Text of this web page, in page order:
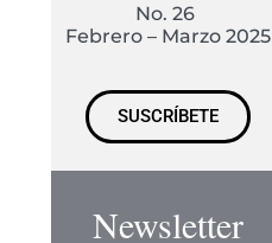
No. 26
Febrero – Marzo 2025
SUSCRÍBETE
Newsletter